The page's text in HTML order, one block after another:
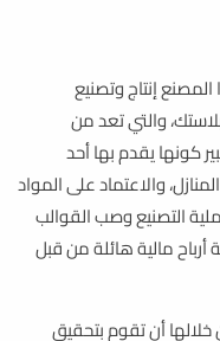
إنتاج وتصنيع
والتي تعد من
كونها يقدم بها أحد
والاعتماد على المواد
التصنيع وصب القوالب
مالية هائلة من قبل
خلالها أن تقوم بتحقيق